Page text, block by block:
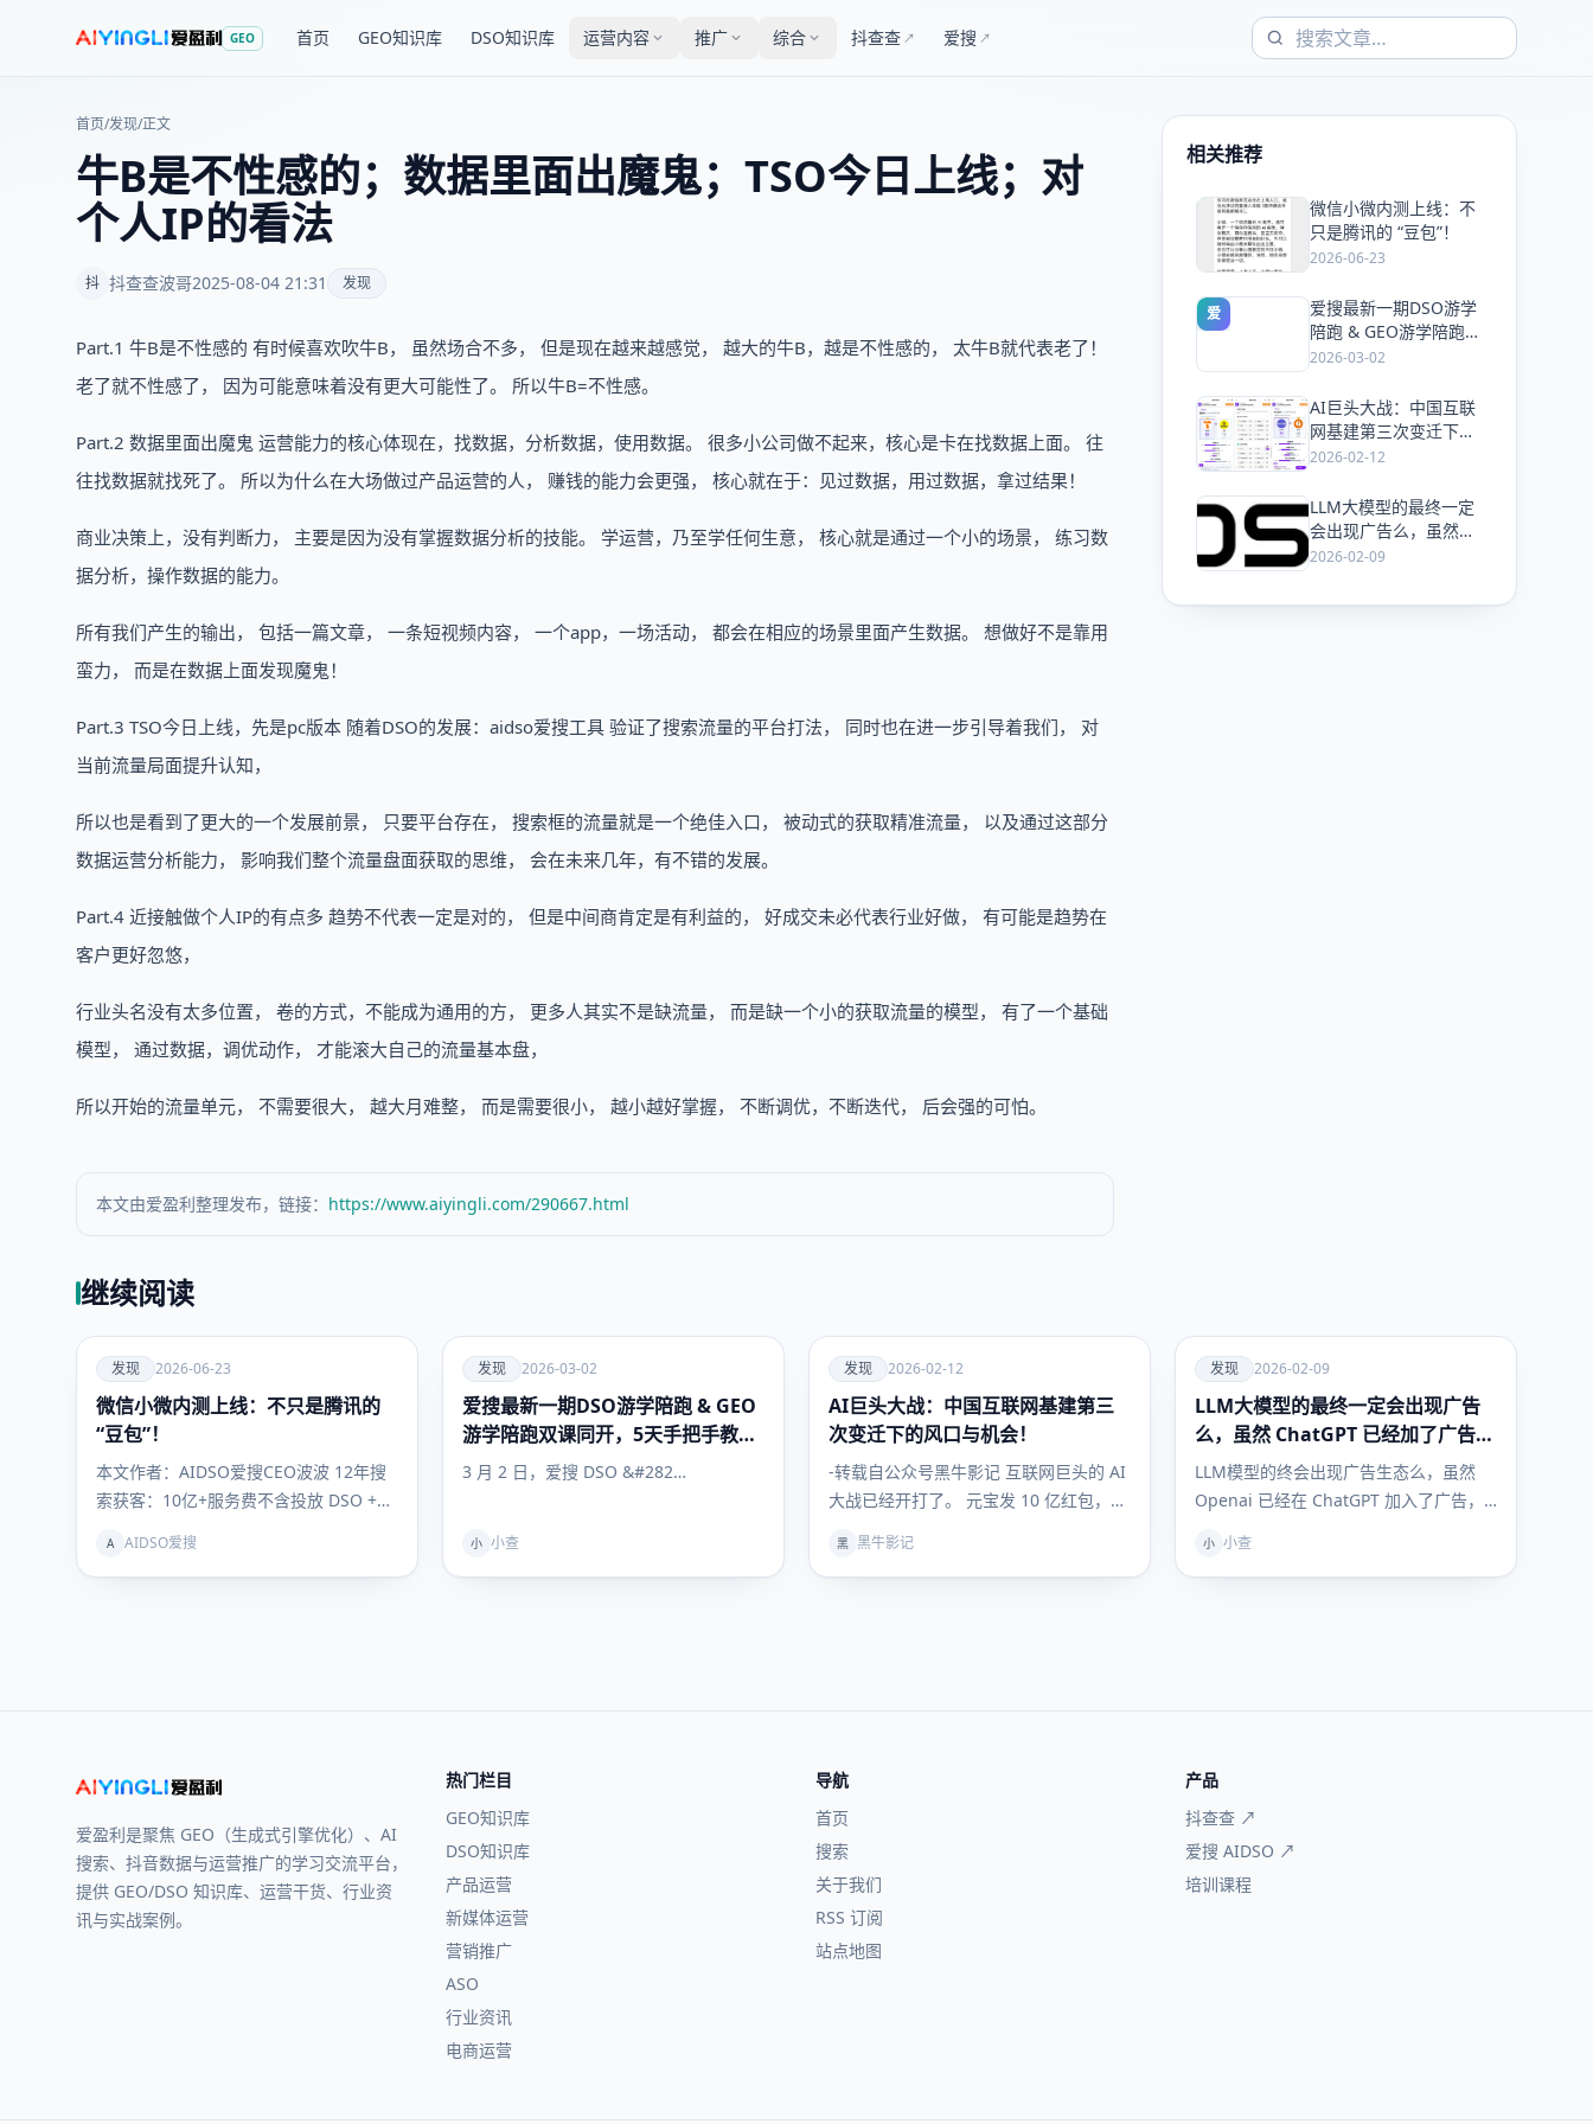
GEO 首页 GEO知识库 DSO知识库 运营内容 推广 综合 抖查查 ↗ 爱搜 ↗
首页/发现/正文
牛B是不性感的；数据里面出魔鬼；TSO今日上线；对
个人IP的看法
抖 抖查查波哥2025-08-04 21:31 发现
Part.1 牛B是不性感的 有时候喜欢吹牛B， 虽然场合不多， 但是现在越来越感觉， 越大的牛B，越是不性感的， 太牛B就代表老了！
老了就不性感了， 因为可能意味着没有更大可能性了。 所以牛B=不性感。
Part.2 数据里面出魔鬼 运营能力的核心体现在，找数据，分析数据，使用数据。 很多小公司做不起来，核心是卡在找数据上面。 往
往找数据就找死了。 所以为什么在大场做过产品运营的人， 赚钱的能力会更强， 核心就在于：见过数据，用过数据，拿过结果！
商业决策上，没有判断力， 主要是因为没有掌握数据分析的技能。 学运营，乃至学任何生意， 核心就是通过一个小的场景， 练习数
据分析，操作数据的能力。
所有我们产生的输出， 包括一篇文章， 一条短视频内容， 一个app，一场活动， 都会在相应的场景里面产生数据。 想做好不是靠用
蛮力， 而是在数据上面发现魔鬼！
Part.3 TSO今日上线，先是pc版本 随着DSO的发展：aidso爱搜工具 验证了搜索流量的平台打法， 同时也在进一步引导着我们， 对
当前流量局面提升认知，
所以也是看到了更大的一个发展前景， 只要平台存在， 搜索框的流量就是一个绝佳入口， 被动式的获取精准流量， 以及通过这部分
数据运营分析能力， 影响我们整个流量盘面获取的思维， 会在未来几年，有不错的发展。
Part.4 近接触做个人IP的有点多 趋势不代表一定是对的， 但是中间商肯定是有利益的， 好成交未必代表行业好做， 有可能是趋势在
客户更好忽悠，
行业头名没有太多位置， 卷的方式，不能成为通用的方， 更多人其实不是缺流量， 而是缺一个小的获取流量的模型， 有了一个基础
模型， 通过数据，调优动作， 才能滚大自己的流量基本盘，
所以开始的流量单元， 不需要很大， 越大月难整， 而是需要很小， 越小越好掌握， 不断调优，不断迭代， 后会强的可怕。
本文由爱盈利整理发布，链接： https://www.aiyingli.com/290667.html
相关推荐
爱
微信小微内测上线：不
只是腾讯的 “豆包”！
2026-06-23
爱
爱搜最新一期DSO游学
陪跑 & GEO游学陪跑双
课同开，5天手把手教
2026-03-02
爱
AI巨头大战：中国互联
网基建第三次变迁下的
风口与机会！
2026-02-12
爱
LLM大模型的最终一定
会出现广告么，虽然
ChatGPT 已经加了广
么？
2026-02-09
继续阅读
爱
发现
发现 2026-06-23
微信小微内测上线：不只是腾讯的
“豆包”！
本文作者：AIDSO爱搜CEO波波 12年搜
索获客：10亿+服务费不含投放 DSO +
A AIDSO爱搜
爱
发现
发现 2026-03-02
爱搜最新一期DSO游学陪跑 & GEO
游学陪跑双课同开，5天手把手教会
你抢占搜索流量
3 月 2 日，爱搜 DSO &#282…
小 小查
爱
发现
发现 2026-02-12
AI巨头大战：中国互联网基建第三
次变迁下的风口与机会！
-转载自公众号黑牛影记 互联网巨头的 AI
大战已经开打了。 元宝发 10 亿红包，千
黑 黑牛影记
爱
发现
发现 2026-02-09
LLM大模型的最终一定会出现广告
么，虽然 ChatGPT 已经加了广告，
但这是必然终局么？
LLM模型的终会出现广告生态么，虽然
Openai 已经在 ChatGPT 加入了广告，
小 小查
爱盈利是聚焦 GEO（生成式引擎优化）、AI
搜索、抖音数据与运营推广的学习交流平台，
提供 GEO/DSO 知识库、运营干货、行业资
讯与实战案例。
热门栏目
GEO知识库
DSO知识库
产品运营
新媒体运营
营销推广
ASO
行业资讯
电商运营
导航
首页
搜索
关于我们
RSS 订阅
站点地图
产品
抖查查 ↗
爱搜 AIDSO ↗
培训课程